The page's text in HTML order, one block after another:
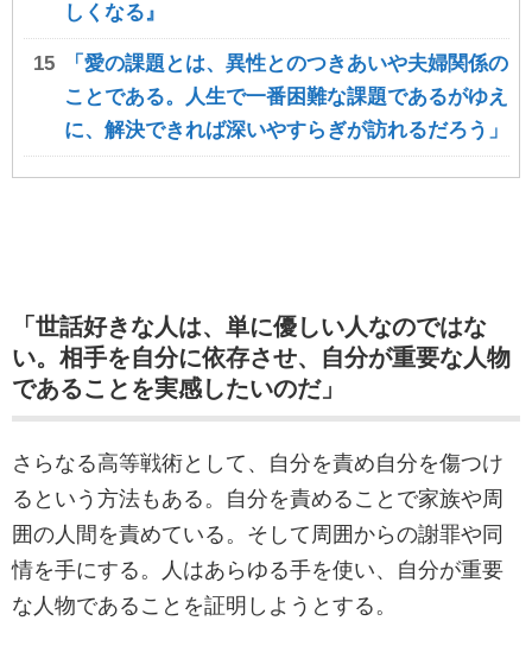
しくなる』
「愛の課題とは、異性とのつきあいや夫婦関係の
ことである。人生で一番困難な課題であるがゆえ
に、解決できれば深いやすらぎが訪れるだろう」
「世話好きな人は、単に優しい人なのではな
い。相手を自分に依存させ、自分が重要な人物
であることを実感したいのだ」
さらなる高等戦術として、自分を責め自分を傷つけ
るという方法もある。自分を責めることで家族や周
囲の人間を責めている。そして周囲からの謝罪や同
情を手にする。人はあらゆる手を使い、自分が重要
な人物であることを証明しようとする。